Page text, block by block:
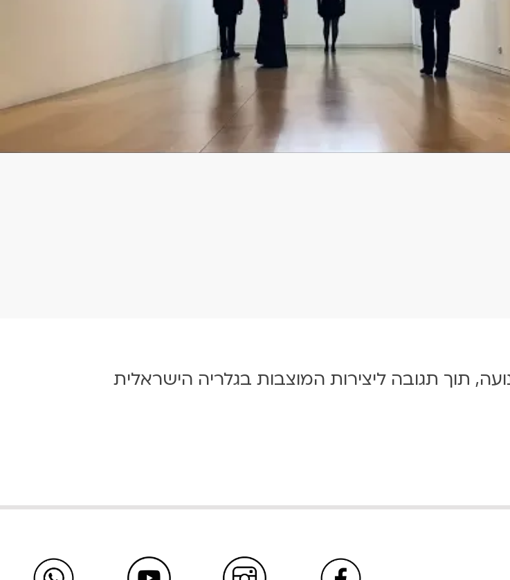
תוך תגובה ליצירות המוצבות בגלריה הישראלית